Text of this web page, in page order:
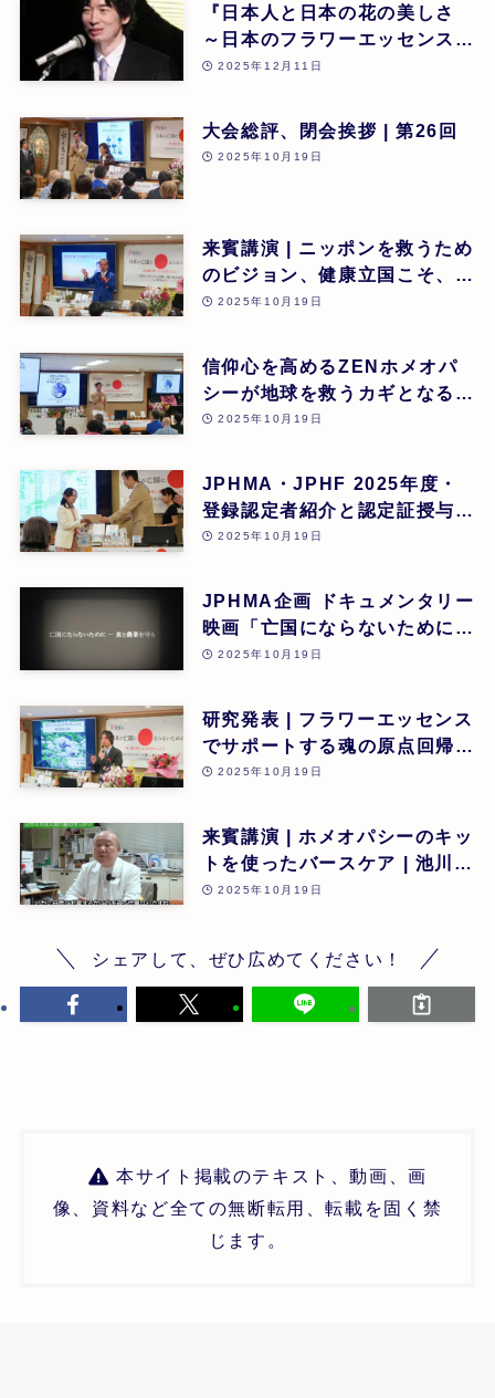
『日本人と日本の花の美しさ
～日本のフラワーエッセンスに
よる癒し』 東 昭史
2025年12月11日
大会総評、閉会挨拶 | 第26回
2025年10月19日
来賓講演 | ニッポンを救うため
のビジョン、健康立国こそ、日
本再生の道 | 吉野敏明(医療法
ック 院長) | 第26回
2025年10月19日
信仰心を高めるZENホメオパ
シーが地球を救うカギとなる |
道繁良 | 第26回
2025年10月19日
JPHMA・JPHF 2025年度・
登録認定者紹介と認定証授与式
| 第26回
2025年10月19日
JPHMA企画 ドキュメンタリー
映画「亡国にならないために食
と農業を守る」 | 第26回
2025年10月19日
研究発表 | フラワーエッセンス
でサポートする魂の原点回帰 |
東昭史 | 第26回
2025年10月19日
来賓講演 | ホメオパシーのキッ
トを使ったバースケア | 池川
明 | 第26回
2025年10月19日
シェアして、ぜひ広めてください！
本サイト掲載のテキスト、動画、画
像、資料など全ての無断転用、転載を固く禁
じます。